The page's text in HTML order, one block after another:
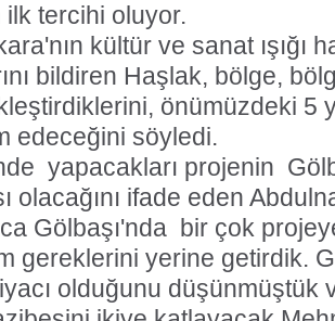
ilk tercihi oluyor.
kültür ve sanat ışığı
bildiren Haşlak, bölge,
önümüzdeki 5
edeceğini söyledi.
yapacakları projenin
olacağını ifade eden
Gölbaşı'nda bir çok
gereklerini yerine getirdik.
olduğunu düşünmüştük